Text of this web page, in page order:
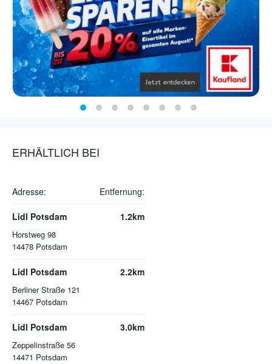
ERHÄLTLICH BEI
Adresse: Entfernung:
Lidl Potsdam
Horstweg 98
14478 Potsdam
1.2km
Lidl Potsdam
Berliner Straße 121
14467 Potsdam
2.2km
Lidl Potsdam
Zeppelinstraße 56
14471 Potsdam
3.0km